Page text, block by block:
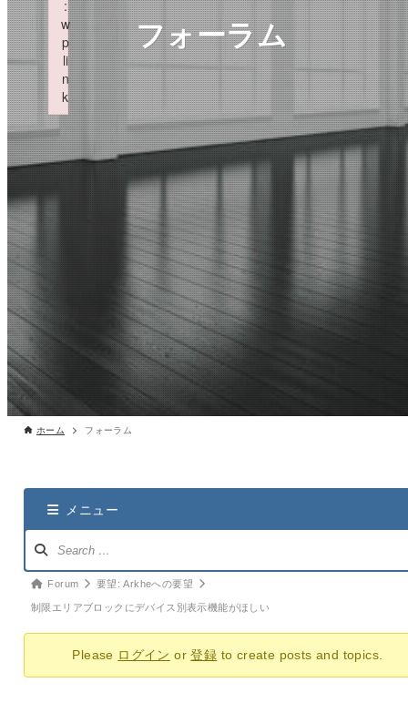
フォーラム
ホーム フォーラム
メニュー
ゲ
ー
パ
ン
ナ
Forum 要望: Arkheへの要望
制限エリアブロックにデバイス別表示機能がほしい
Please ログイン or登録 to create posts and topics.
:
w
p
li
n
k
Failed to initialize plugin: wplink